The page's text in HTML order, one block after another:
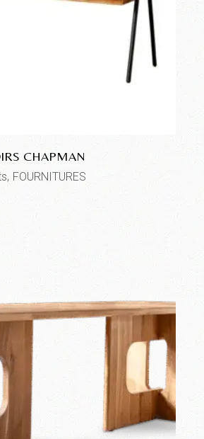
CHAPMAN
FOURNITURES